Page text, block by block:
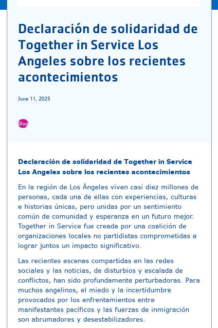
Declaración de solidaridad de
Together in Service Los
Angeles sobre los recientes
acontecimientos
June 11, 2025
Blog
Declaración de solidaridad de Together in Service
Los Angeles sobre los recientes acontecimientos
En la región de Los Ángeles viven casi diez millones de
personas, cada una de ellas con experiencias, culturas
e historias únicas, pero unidas por un sentimiento
común de comunidad y esperanza en un futuro mejor.
Together in Service fue creada por una coalición de
organizaciones locales no partidistas comprometidas a
lograr juntos un impacto significativo.
Las recientes escenas compartidas en las redes
sociales y las noticias, de disturbios y escalada de
conflictos, han sido profundamente perturbadoras. Para
muchos angelinos, el miedo y la incertidumbre
provocados por los enfrentamientos entre
manifestantes pacíficos y las fuerzas de inmigración
son abrumadores y desestabilizadores.